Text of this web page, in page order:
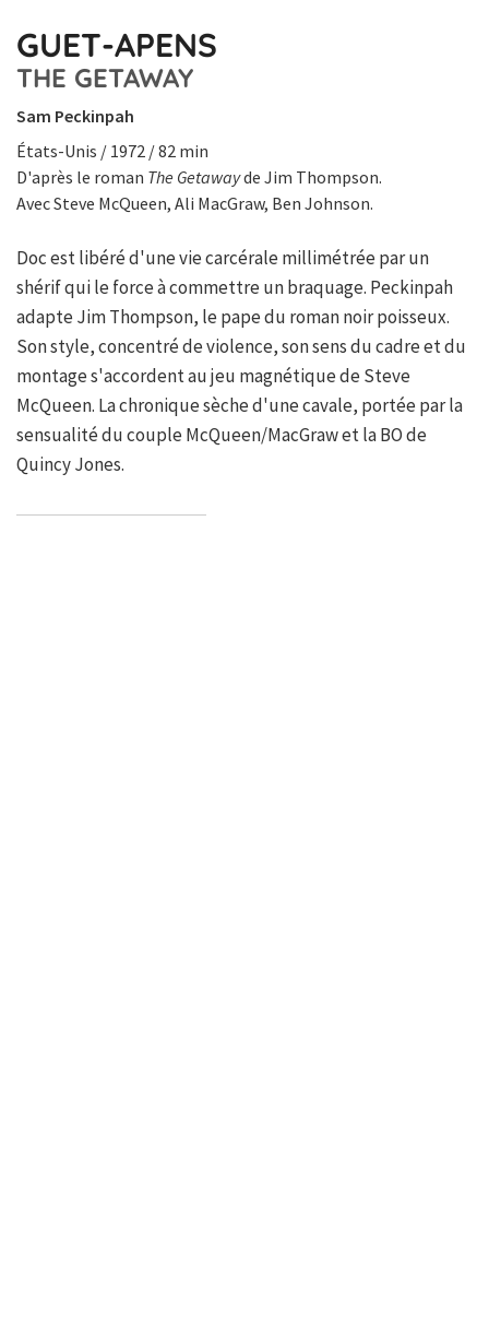
GUET-APENS
THE GETAWAY
Sam Peckinpah
États-Unis / 1972 / 82 min
D'après le roman The Getawayde Jim Thompson.
Avec Steve McQueen, Ali MacGraw, Ben Johnson.
Doc est libéré d'une vie carcérale millimétrée par un
shérif qui le force à commettre un braquage. Peckinpah
adapte Jim Thompson, le pape du roman noir poisseux.
Son style, concentré de violence, son sens du cadre et du
montage s'accordent au jeu magnétique de Steve
McQueen. La chronique sèche d'une cavale, portée par la
sensualité du couple McQueen/MacGraw et la BO de
Quincy Jones.